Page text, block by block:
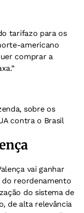
tarifazo para os
americano
comprar a
sobre os
contra o Brasil
vai ganhar
do reordenamento
do sistema de
de alta relevância